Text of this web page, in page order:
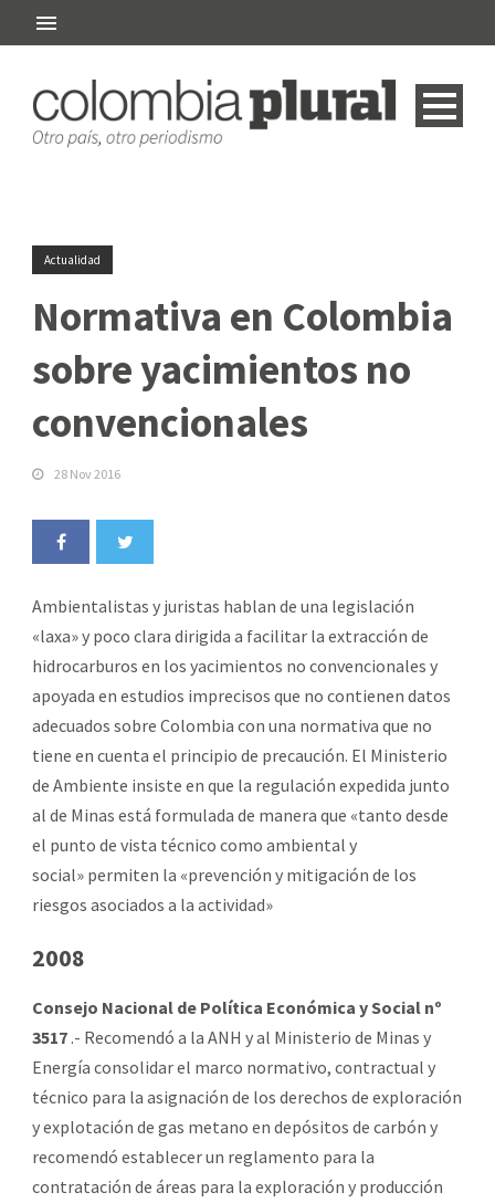
Actualidad
Normativa en Colombia
sobre yacimientos no
convencionales
28 Nov 2016
Ambientalistas y juristas hablan de una legislación
«laxa» y poco clara dirigida a facilitar la extracción de
hidrocarburos en los yacimientos no convencionales y
apoyada en estudios imprecisos que no contienen datos
adecuados sobre Colombia con una normativa que no
tiene en cuenta el principio de precaución. El Ministerio
de Ambiente insiste en que la regulación expedida junto
al de Minas está formulada de manera que «tanto desde
el punto de vista técnico como ambiental y
social» permiten la «prevención y mitigación de los
riesgos asociados a la actividad»
2008
Consejo Nacional de Política Económica y Social nº
3517 .- Recomendó a la ANH y al Ministerio de Minas y
Energía consolidar el marco normativo, contractual y
técnico para la asignación de los derechos de exploración
y explotación de gas metano en depósitos de carbón y
recomendó establecer un reglamento para la
contratación de áreas para la exploración y producción